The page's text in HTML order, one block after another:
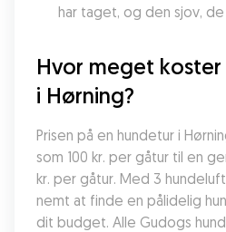
har taget, og den sjov, de
Hvor meget
i Hørning?
Prisen på en hundetur i
som 100 kr. per gåtur til en
kr. per gåtur. Med 3
nemt at finde en pålidelig
dit budget. Alle Gudogs